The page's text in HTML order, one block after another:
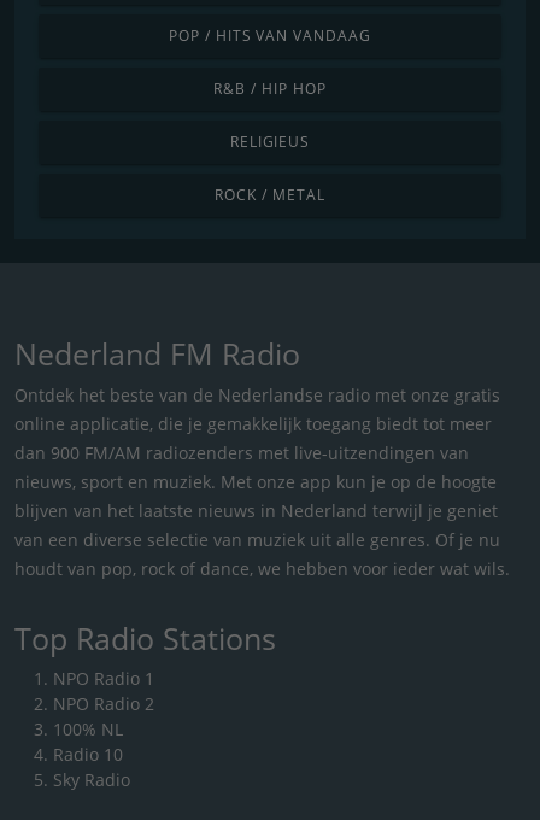
POP / HITS VAN VANDAAG
R&B / HIP HOP
RELIGIEUS
ROCK / METAL
Nederland FM Radio
Ontdek het beste van de Nederlandse radio met onze gratis
online applicatie, die je gemakkelijk toegang biedt tot meer
dan 900 FM/AM radiozenders met live-uitzendingen van
nieuws, sport en muziek. Met onze app kun je op de hoogte
blijven van het laatste nieuws in Nederland terwijl je geniet
van een diverse selectie van muziek uit alle genres. Of je nu
houdt van pop, rock of dance, we hebben voor ieder wat wils.
Top Radio Stations
NPO Radio 1
NPO Radio 2
100% NL
Radio 10
Sky Radio